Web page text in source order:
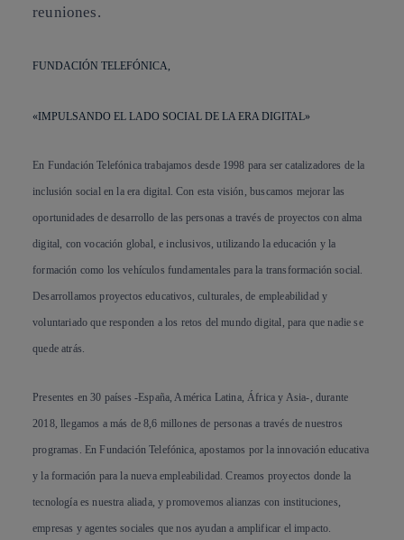
reuniones.
FUNDACIÓN TELEFÓNICA,
«IMPULSANDO EL LADO SOCIAL DE LA ERA DIGITAL»
En Fundación Telefónica trabajamos desde 1998 para ser catalizadores de la
inclusión social en la era digital. Con esta visión, buscamos mejorar las
oportunidades de desarrollo de las personas a través de proyectos con alma
digital, con vocación global, e inclusivos, utilizando la educación y la
formación como los vehículos fundamentales para la transformación social.
Desarrollamos proyectos educativos, culturales, de empleabilidad y
voluntariado que responden a los retos del mundo digital, para que nadie se
quede atrás.
Presentes en 30 países -España, América Latina, África y Asia-, durante
2018, llegamos a más de 8,6 millones de personas a través de nuestros
programas. En Fundación Telefónica, apostamos por la innovación educativa
y la formación para la nueva empleabilidad. Creamos proyectos donde la
tecnología es nuestra aliada, y promovemos alianzas con instituciones,
empresas y agentes sociales que nos ayudan a amplificar el impacto.